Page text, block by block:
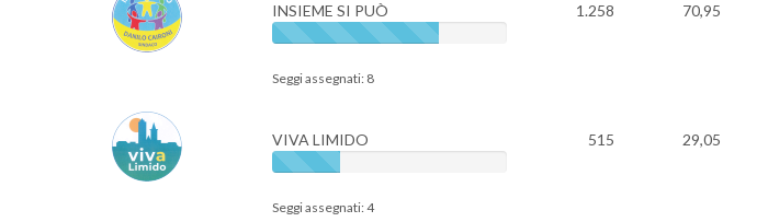
INSIEME SI PUÒ
Seggi assegnati: 8
1.258 70,95
VIVA LIMIDO
Seggi assegnati: 4
515 29,05